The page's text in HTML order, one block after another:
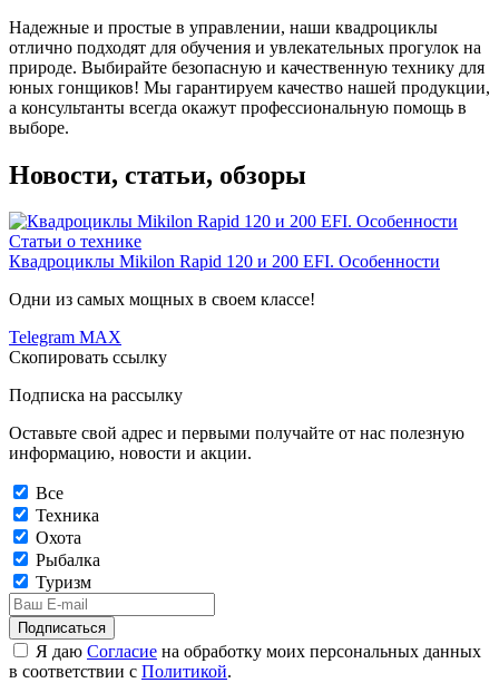
Надежные и простые в управлении, наши квадроциклы
отлично подходят для обучения и увлекательных прогулок на
природе. Выбирайте безопасную и качественную технику для
юных гонщиков! Мы гарантируем качество нашей продукции,
а консультанты всегда окажут профессиональную помощь в
выборе.
Новости, статьи, обзоры
Статьи о технике
Квадроциклы Mikilon Rapid 120 и 200 EFI. Особенности
Одни из самых мощных в своем классе!
Telegram MAX
Скопировать ссылку
Подписка на рассылку
Оставьте свой адрес и первыми получайте от нас полезную
информацию, новости и акции.
Все
Техника
Охота
Рыбалка
Туризм
Подписаться
Я даю Согласие на обработку моих персональных данных
в соответствии с Политикой.